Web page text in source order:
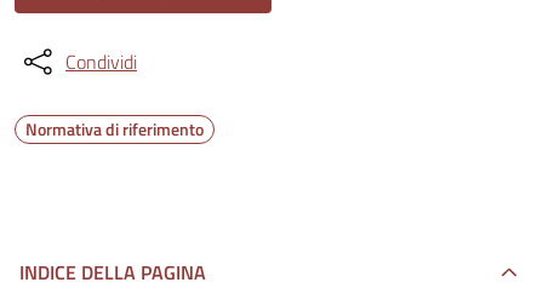
Condividi
Normativa di riferimento
INDICE DELLA PAGINA